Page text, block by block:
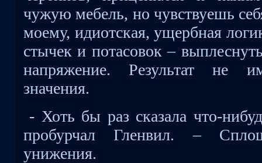
чужую мебель, но чувствуешь
моему, идиотская, ущербная
стычек и потасовок –
напряжение. Результат не
значения.
- Хоть бы раз сказала что-
пробурчал Гленвил. –
унижения.